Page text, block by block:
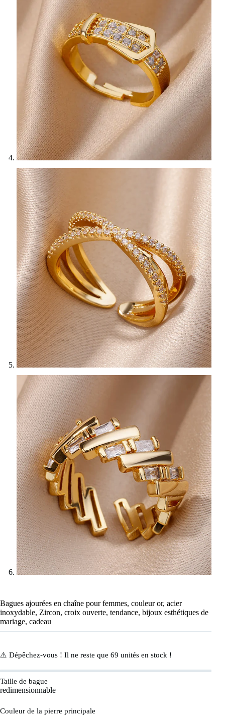
Bagues ajourées en chaîne pour femmes, couleur or, acier
inoxydable, Zircon, croix ouverte, tendance, bijoux esthétiques de
mariage, cadeau
⚠️ Dépêchez-vous ! Il ne reste que 69 unités en stock !
Taille de bague
redimensionnable
Couleur de la pierre principale